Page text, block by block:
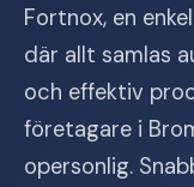
Fortnox, en
där allt samlas
och effektiv
företagare i
opersonlig.